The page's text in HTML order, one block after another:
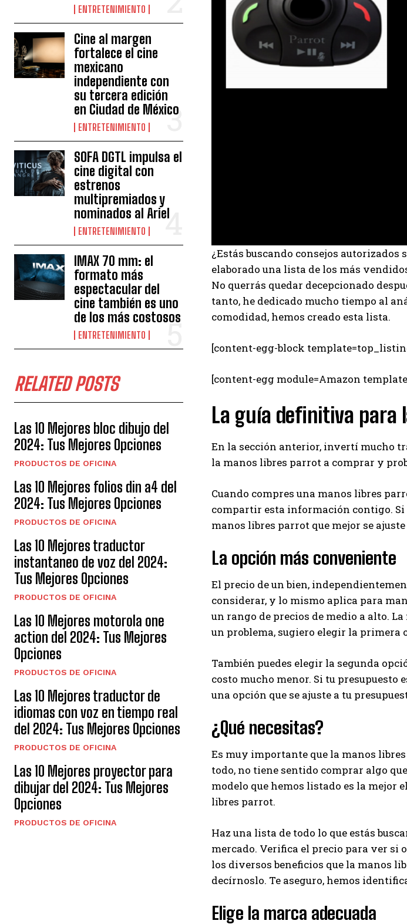
ENTRETENIMIENTO
Cine al margen
fortalece el cine
mexicano
independiente con
su tercera edición
en Ciudad de México
ENTRETENIMIENTO
SOFA DGTL impulsa el
cine digital con
estrenos
multipremiados y
nominados al Ariel
ENTRETENIMIENTO
IMAX 70 mm: el
formato más
espectacular del
cine también es uno
de los más costosos
ENTRETENIMIENTO
RELATED POSTS
Las 10 Mejores bloc dibujo del
2024: Tus Mejores Opciones
PRODUCTOS DE OFICINA
Las 10 Mejores folios din a4 del
2024: Tus Mejores Opciones
PRODUCTOS DE OFICINA
Las 10 Mejores traductor
instantaneo de voz del 2024:
Tus Mejores Opciones
PRODUCTOS DE OFICINA
Las 10 Mejores motorola one
action del 2024: Tus Mejores
Opciones
PRODUCTOS DE OFICINA
Las 10 Mejores traductor de
idiomas con voz en tiempo real
del 2024: Tus Mejores Opciones
PRODUCTOS DE OFICINA
Las 10 Mejores proyector para
dibujar del 2024: Tus Mejores
Opciones
PRODUCTOS DE OFICINA
¿Estás buscando consejos
elaborado una lista de los más
No querrás quedar decepcionado
tanto, he dedicado mucho tiempo al
comodidad, hemos creado esta lista.
[content-egg-block
[content-egg module=Amazon
La guía definitiva para
En la sección anterior, invertí mucho
la manos libres parrot a comprar y
Cuando compres una manos libres
compartir esta información contigo.
manos libres parrot que mejor se
La opción más conveniente
El precio de un bien,
considerar, y lo mismo aplica para
un rango de precios de medio a alto.
un problema, sugiero elegir la primera
También puedes elegir la segunda
costo mucho menor. Si tu
una opción que se ajuste a tu
¿Qué necesitas?
Es muy importante que la manos
todo, no tiene sentido comprar algo
modelo que hemos listado es la mejor
libres parrot.
Haz una lista de todo lo que estás
mercado. Verifica el precio para ver si
los diversos beneficios que la manos
decírnoslo. Te aseguro, hemos
Elige la marca adecuada